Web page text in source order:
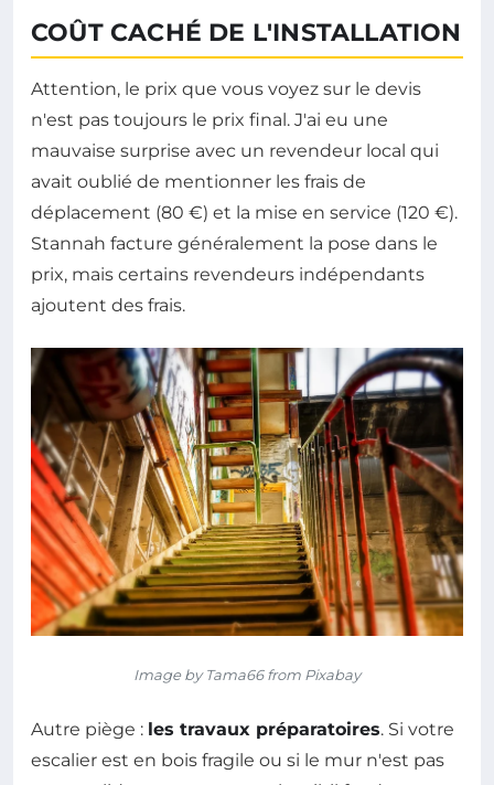
COÛT CACHÉ DE L'INSTALLATION
Attention, le prix que vous voyez sur le devis
n'est pas toujours le prix final. J'ai eu une
mauvaise surprise avec un revendeur local qui
avait oublié de mentionner les frais de
déplacement (80 €) et la mise en service (120 €).
Stannah facture généralement la pose dans le
prix, mais certains revendeurs indépendants
ajoutent des frais.
Image by Tama66 from Pixabay
Autre piège : les travaux préparatoires. Si votre
escalier est en bois fragile ou si le mur n'est pas